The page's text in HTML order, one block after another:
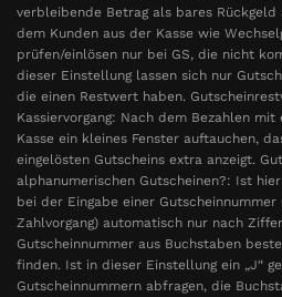
verbleibende Betrag als bares Rückgeld
dem Kunden aus der Kasse wie
prüfen/einlösen nur bei GS, die nicht
dieser Einstellung lassen sich nur
die einen Restwert haben.
Kassiervorgang: Nach dem Bezahlen
Kasse ein kleines Fenster auftauchen,
eingelösten Gutscheins extra anzeigt.
alphanumerischen Gutscheinen?: Ist
bei der Eingabe einer
Zahlvorgang) automatisch nur nach
Gutscheinnummer aus Buchstaben
finden. Ist in dieser Einstellung ein „J“
Gutscheinnummern abfragen, die